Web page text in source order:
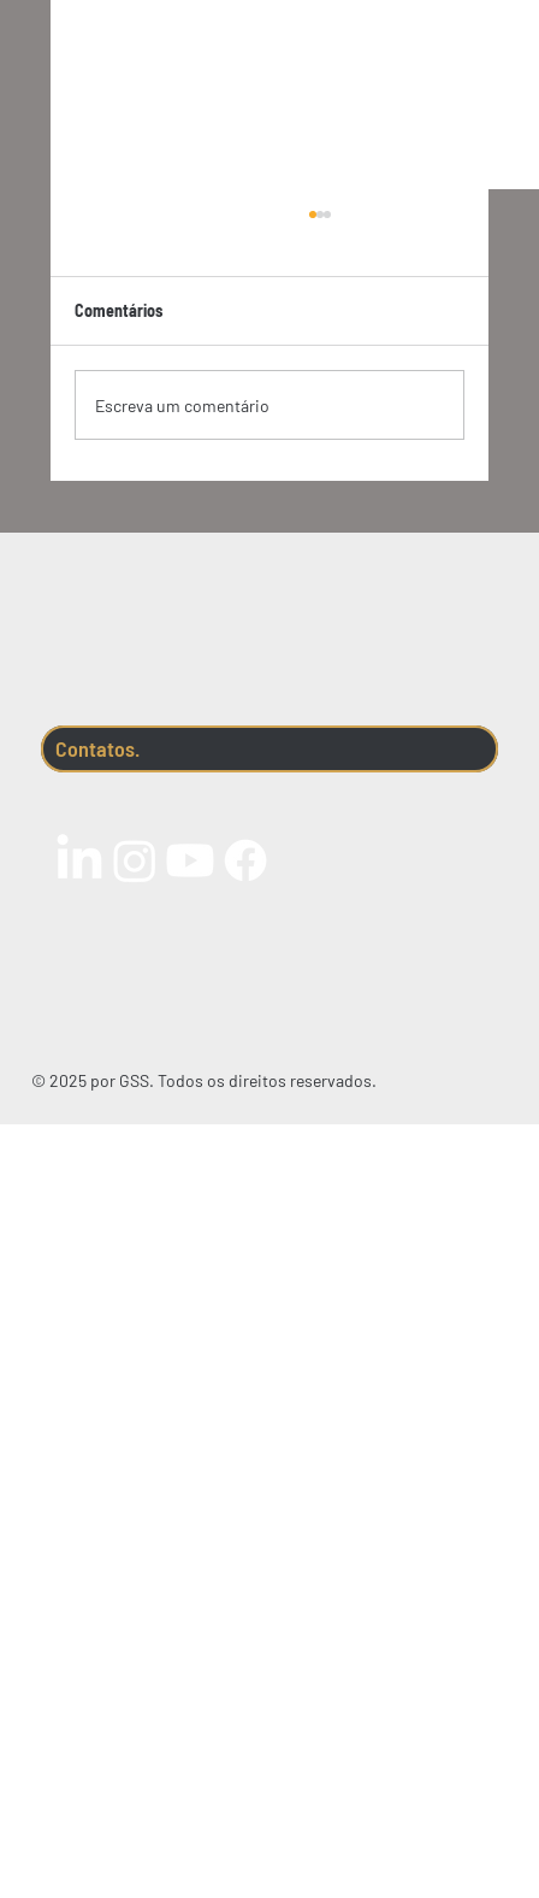
Pegada de Carbono: do conceito à estratégia
Comentários
Escreva um comentário
Contatos.
© 2025 por GSS. Todos os direitos reservados.